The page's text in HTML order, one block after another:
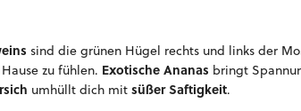
sind die grünen Hügel rechts und links der
zu fühlen. Exotische Ananas bringt
umhüllt dich mit süßer Saftigkeit.